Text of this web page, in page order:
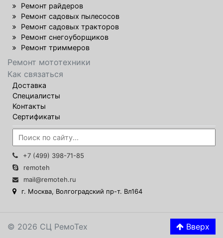
Ремонт райдеров
Ремонт садовых пылесосов
Ремонт садовых тракторов
Ремонт снегоуборщиков
Ремонт триммеров
Ремонт мототехники
Как связаться
Доставка
Специалисты
Контакты
Сертификаты
+7 (499) 398-71-85
remoteh
mail@remoteh.ru
г. Москва, Волгоградский пр-т. Вл164
© 2026 СЦ РемоТех Вверх